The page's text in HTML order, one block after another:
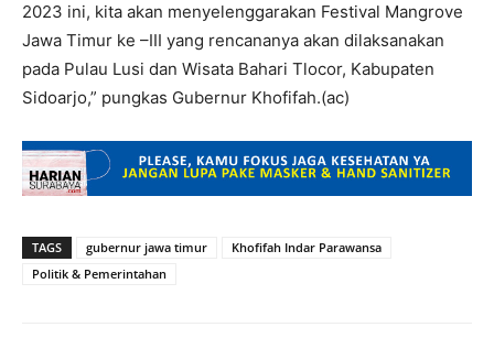
2023 ini, kita akan menyelenggarakan Festival Mangrove
Jawa Timur ke –III yang rencananya akan dilaksanakan
pada Pulau Lusi dan Wisata Bahari Tlocor, Kabupaten
Sidoarjo,” pungkas Gubernur Khofifah.(ac)
TAGS gubernur jawa timur
Khofifah Indar Parawansa
Politik & Pemerintahan